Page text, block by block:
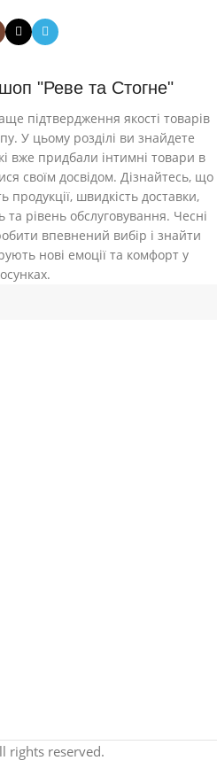
"Реве та Стогне"
підтвердження якості товарів
У цьому розділі ви знайдете
вже придбали інтимні товари в
своїм досвідом. Дізнайтесь, що
продукції, швидкість доставки,
та рівень обслуговування. Чесні
впевнений вибір і знайти
нові емоції та комфорт у
rights reserved.